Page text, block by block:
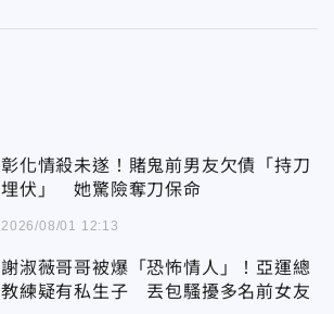
彰化情殺未遂！賭鬼前男友欠債「持刀
埋伏」 她驚險奪刀保命
2026/08/01 12:13
謝淑薇哥哥被爆「恐怖情人」！亞運總
教練疑有私生子 丟包騷擾多名前女友